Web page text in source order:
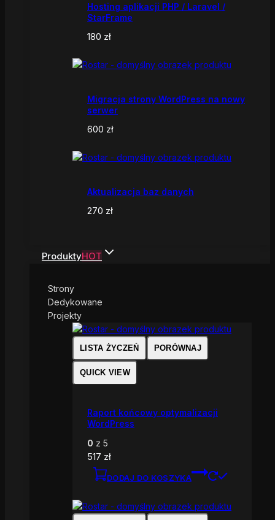
Hosting aplikacji PHP / Laravel /
StarFrame
180 zł
Migracja strony WordPress na nowy
serwer
600 zł
Aktualizacja baz danych
270 zł
ProduktyHOT
Strony
Dedykowane
Projekty
LISTA ŻYCZEŃ PORÓWNAJ
QUICK VIEW
Raport końcowy optymalizacji
WordPress
0 z 5
517 zł
DODAJ DO KOSZYKA